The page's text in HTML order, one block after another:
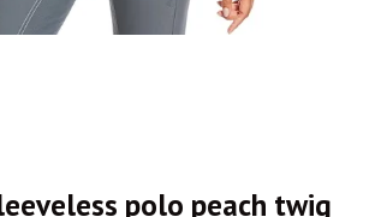
polo peach twig